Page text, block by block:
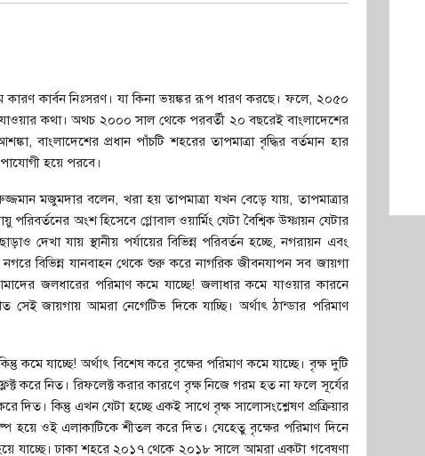
কারণ কার্বন নিঃসরণ। যা কিনা ভয়ঙ্কর রূপ ধারণ করছে। ফলে, ২০৫০
যাওয়ার কথা। অথচ ২০০০ সাল থেকে পরবর্তী ২০ বছরেই বাংলাদেশের
বাংলাদেশের প্রধান পাঁচটি শহরের তাপমাত্রা বৃদ্ধির বর্তমান হার
হয়ে পরবে।
মজুমদার বলেন, খরা হয় তাপমাত্রা যখন বেড়ে যায়, তাপমাত্রার
অংশ হিসেবে গ্লোবাল ওয়ার্মিং যেটা বৈশ্বিক উষ্ণায়ন যেটার
দেখা যায় স্থানীয় পর্যায়ের বিভিন্ন পরিবর্তন হচ্ছে, নগরায়ন এবং
নগরে বিভিন্ন যানবাহন থেকে শুরু করে নাগরিক জীবনযাপন সব জায়গা
জলধারের পরিমাণ কমে যাচ্ছে! জলাধার কমে যাওয়ার কারনে
জায়গায় আমরা নেগেটিভ দিকে যাচ্ছি। অর্থাৎ ঠান্ডার পরিমাণ
যাচ্ছে! অর্থাৎ বিশেষ করে বৃক্ষের পরিমাণ কমে যাচ্ছে। বৃক্ষ দুটি
করে নিত। রিফলেক্ট করার কারণে বৃক্ষ নিজে গরম হত না ফলে সূর্যের
কিন্তু এখন যেটা হচ্ছে একই সাথে বৃক্ষ সালোসংশ্লেষণ প্রক্রিয়ার
হয়ে ওই এলাকাটিকে শীতল করে দিত। যেহেতু বৃক্ষের পরিমাণ দিনে
যাচ্ছে। ঢাকা শহরে ২০১৭ থেকে ২০১৮ সালে আমরা একটা গবেষণা